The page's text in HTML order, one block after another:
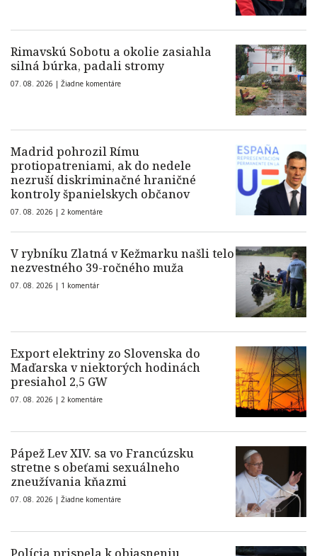
Rimavskú Sobotu a okolie zasiahla
silná búrka, padali stromy
07. 08. 2026 | Žiadne komentáre
Madrid pohrozil Rímu
protiopatreniami, ak do nedele
nezruší diskriminačné hraničné
kontroly španielskych občanov
07. 08. 2026 | 2 komentáre
V rybníku Zlatná v Kežmarku našli telo
nezvestného 39-ročného muža
07. 08. 2026 | 1 komentár
Export elektriny zo Slovenska do
Maďarska v niektorých hodinách
presiahol 2,5 GW
07. 08. 2026 | 2 komentáre
Pápež Lev XIV. sa vo Francúzsku
stretne s obeťami sexuálneho
zneužívania kňazmi
07. 08. 2026 | Žiadne komentáre